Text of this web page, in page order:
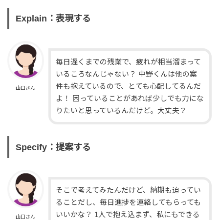
Explain：表現する
山口さん
毎日遅くまでの残業で、疲れが相当溜まって
いるころなんじゃない？ 中野くんは他の案
件も抱えているので、とても心配してるんだ
よ！ 困っていることがあれば少しでも力にな
りたいと思っているんだけど。大丈夫？
Specify：提案する
山口さん
そこで考えてみたんだけど、納期も迫ってい
ることだし、毎日進捗を連絡してもらっても
いいかな？ 1人で抱え込まず、私にもできる